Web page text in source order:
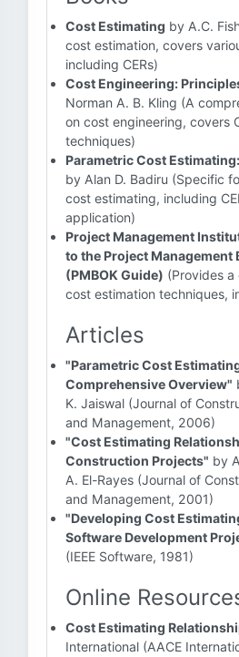
Cost Estimating by A.C.
cost estimation, covers
including CERs)
Cost Engineering:
Norman A. B. Kling (A
on cost engineering, covers
techniques)
Parametric Cost
by Alan D. Badiru (Specific
cost estimating, including
application)
Project Management
to the Project Management
(PMBOK Guide) (Provides
cost estimation techniques,
Articles
"Parametric Cost
Comprehensive Overview"
K. Jaiswal (Journal of
and Management, 2006)
"Cost Estimating
Construction Projects" by
A. El-Rayes (Journal of
and Management, 2001)
"Developing Cost
Software Development
(IEEE Software, 1981)
Online
Cost Estimating
International (AACE